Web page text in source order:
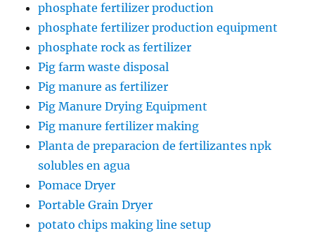
phosphate fertilizer production
phosphate fertilizer production equipment
phosphate rock as fertilizer
Pig farm waste disposal
Pig manure as fertilizer
Pig Manure Drying Equipment
Pig manure fertilizer making
Planta de preparacion de fertilizantes npk
solubles en agua
Pomace Dryer
Portable Grain Dryer
potato chips making line setup